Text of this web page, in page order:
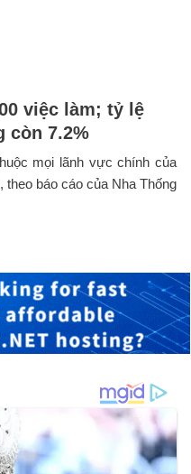
việc làm; tỷ lệ
còn 7.2%
mọi lãnh vực chính của
theo báo cáo của Nha Thống